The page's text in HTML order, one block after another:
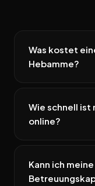
Was kostet
Hebamme?
Wie schnell ist
online?
Kann ich